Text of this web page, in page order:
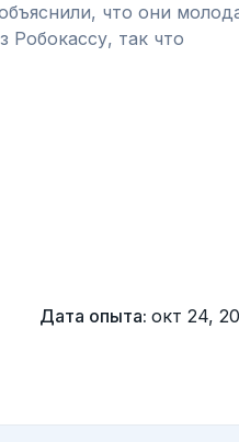
что они
Робокассу, так что
Дата опыта: окт 24,